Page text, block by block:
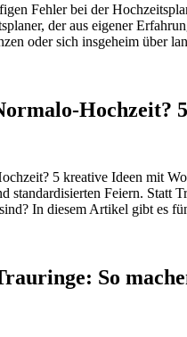
Fehler bei der
der aus eigener
oder sich insgeheim über
Hochzeit?
5 kreative Ideen mit
standardisierten Feiern. Statt
In diesem Artikel gibt es
So